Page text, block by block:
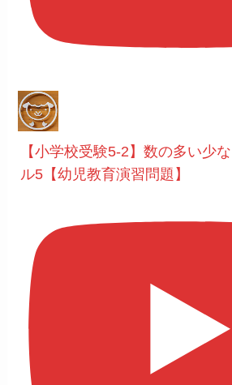
【小学校受験5-2】数の多い少
ル5【幼児教育演習問題】